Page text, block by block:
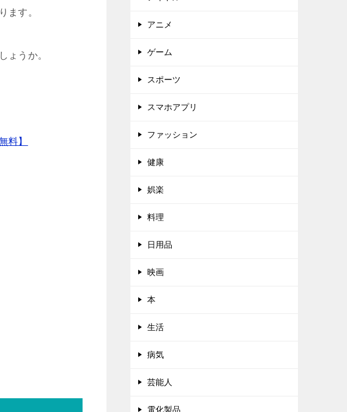
ます。
ょうか。
料】
アニメ
ゲーム
スポーツ
スマホアプリ
ファッション
健康
娯楽
料理
日用品
映画
本
生活
病気
芸能人
電化製品